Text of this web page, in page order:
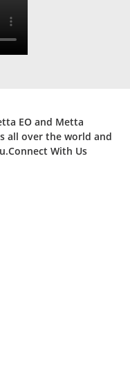
EO and Metta
all over the world and
With Us